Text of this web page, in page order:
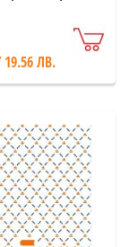
19.56 ЛВ.